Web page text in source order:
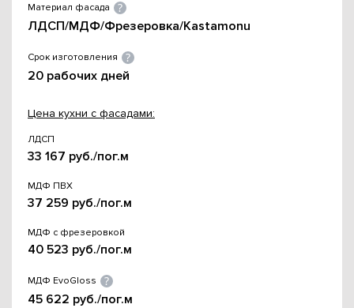
Материал фасада
ЛДСП/МДФ/Фрезеровка/Kastamonu
Срок изготовления
20 рабочих дней
Цена кухни с фасадами:
ЛДСП
33 167 руб./пог.м
МДФ ПВХ
37 259 руб./пог.м
МДФ с фрезеровкой
40 523 руб./пог.м
МДФ EvoGloss
45 622 руб./пог.м